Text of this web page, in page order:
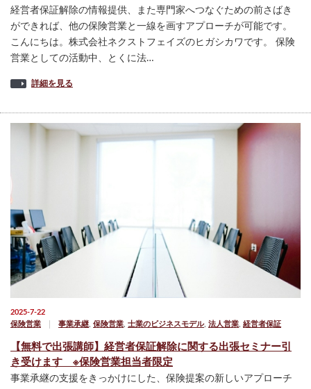
経営者保証解除の情報提供、また専門家へつなぐための前さばき
ができれば、他の保険営業と一線を画すアプローチが可能です。
こんにちは。株式会社ネクストフェイズのヒガシカワです。 保険
営業としての活動中、とくに法…
詳細を見る
2025-7-22
保険営業
事業承継 保険営業 士業のビジネスモデル, 法人営業 経営者保証
【無料で出張講師】経営者保証解除に関する出張セミナー引
き受けます ※保険営業担当者限定
事業承継の支援をきっかけにした、保険提案の新しいアプローチ